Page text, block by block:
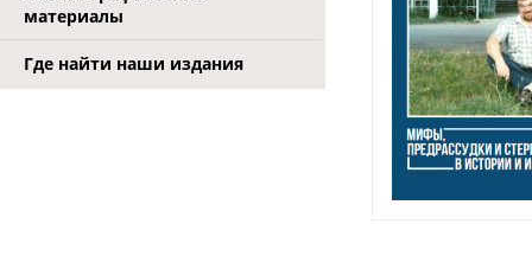
материалы
Где найти наши издания